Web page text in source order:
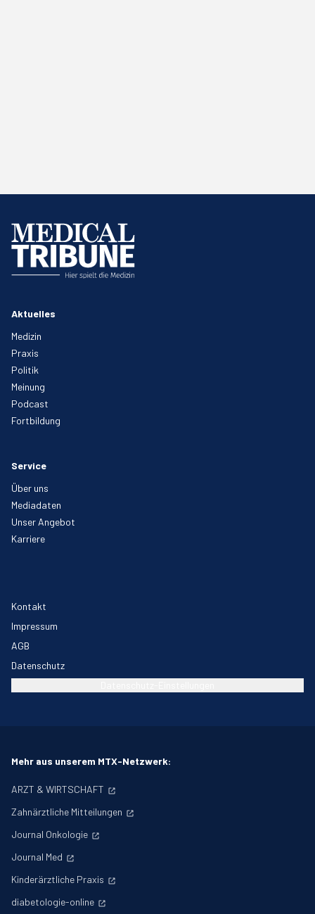
Aktuelles
Medizin
Praxis
Politik
Meinung
Podcast
Fortbildung
Service
Über uns
Mediadaten
Unser Angebot
Karriere
Kontakt
Impressum
AGB
Datenschutz
Mehr aus unserem MTX-Netzwerk:
ARZT & WIRTSCHAFT
Zahnärztliche Mitteilungen
Journal Onkologie
Journal Med
Kinderärztliche Praxis
diabetologie-online